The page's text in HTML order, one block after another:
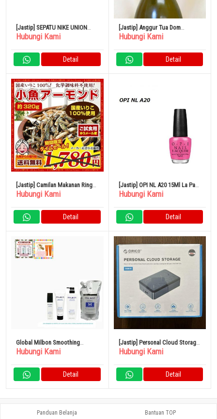
[Jastip] SEPATU NIKE UNION
DUNK LOW ARGON
Hubungi Kami
Detail
[Jastip] Anggur Tua Dom
Perignon Reserve de Rabaye
Hubungi Kami
Detail
[Jastip] Camilan Makanan Ringan
Ikan Kecil Almond 320g Set
Hubungi Kami
Detail
[Jastip] OPI NL A20 15Ml La Paz-
itively Hot Manicure Pedicure
Hubungi Kami
Detail
Global Milbon Smoothing
Treatment Medium Hair
Hubungi Kami
Detail
[Jastip] Personal Cloud Storage
ORICO CD510
Hubungi Kami
Detail
Panduan Belanja Bantuan TOP